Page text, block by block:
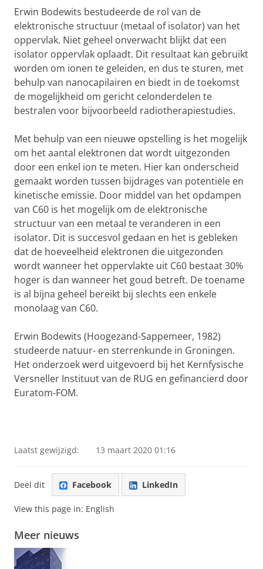
Erwin Bodewits bestudeerde de rol van de
elektronische structuur (metaal of isolator) van het
oppervlak. Niet geheel onverwacht blijkt dat een
isolator oppervlak oplaadt. Dit resultaat kan gebruikt
worden om ionen te geleiden, en dus te sturen, met
behulp van nanocapilairen en biedt in de toekomst
de mogelijkheid om gericht celonderdelen te
bestralen voor bijvoorbeeld radiotherapiestudies.
Met behulp van een nieuwe opstelling is het mogelijk
om het aantal elektronen dat wordt uitgezonden
door een enkel ion te meten. Hier kan onderscheid
gemaakt worden tussen bijdrages van potentiële en
kinetische emissie. Door middel van het opdampen
van C60 is het mogelijk om de elektronische
structuur van een metaal te veranderen in een
isolator. Dit is succesvol gedaan en het is gebleken
dat de hoeveelheid elektronen die uitgezonden
wordt wanneer het oppervlakte uit C60 bestaat 30%
hoger is dan wanneer het goud betreft. De toename
is al bijna geheel bereikt bij slechts een enkele
monolaag van C60.
Erwin Bodewits (Hoogezand-Sappemeer, 1982)
studeerde natuur- en sterrenkunde in Groningen.
Het onderzoek werd uitgevoerd bij het Kernfysische
Versneller Instituut van de RUG en gefinancierd door
Euratom-FOM.
Laatst gewijzigd: 13 maart 2020 01:16
Deel dit Facebook LinkedIn
View this page in: English
Meer nieuws